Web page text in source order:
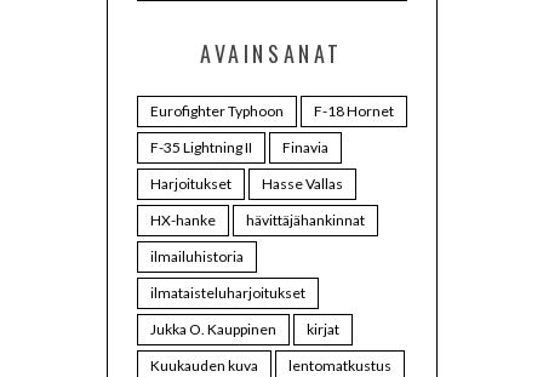
AVAINSANAT
Eurofighter Typhoon
F-18 Hornet
F-35 Lightning II
Finavia
Harjoitukset
Hasse Vallas
HX-hanke
hävittäjähankinnat
ilmailuhistoria
ilmataisteluharjoitukset
Jukka O. Kauppinen
kirjat
Kuukauden kuva
lentomatkustus